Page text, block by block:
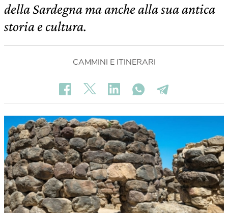
della Sardegna ma anche alla sua antica
storia e cultura.
CAMMINI E ITINERARI